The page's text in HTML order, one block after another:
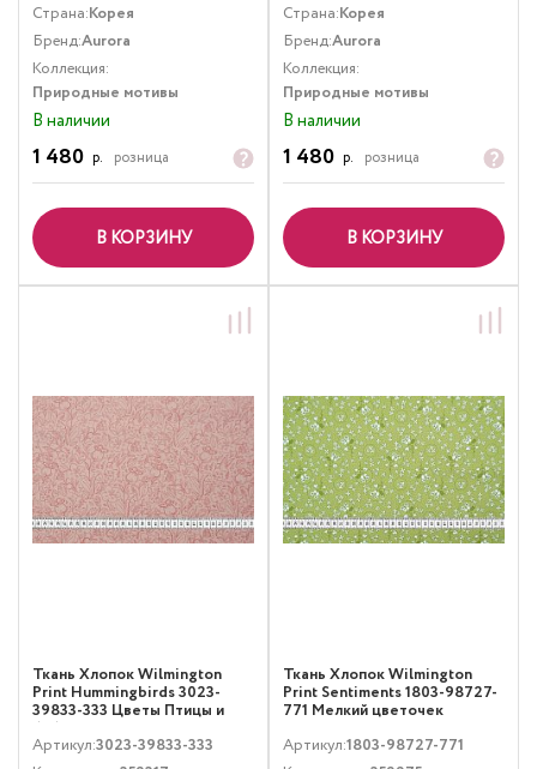
Страна:Корея
Бренд:Aurora
Коллекция:
Природные мотивы
В наличии
1 480 р. розница
В КОРЗИНУ
Страна:Корея
Бренд:Aurora
Коллекция:
Природные мотивы
В наличии
1 480 р. розница
В КОРЗИНУ
Ткань Хлопок Wilmington
Print Hummingbirds 3023-
39833-333 Цветы Птицы и
бабочки Розовый
Артикул:3023-39833-333
Ткань Хлопок Wilmington
Print Sentiments 1803-98727-
771 Мелкий цветочек
Артикул:1803-98727-771